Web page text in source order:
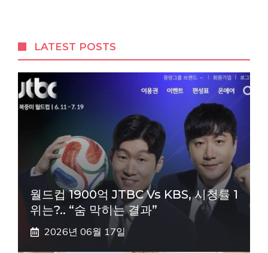
LATEST POSTS
월드컵 1900억 JTBC Vs KBS, 시청률 1
위는?.. “숨 막히는 결과”
2026년 06월 17일